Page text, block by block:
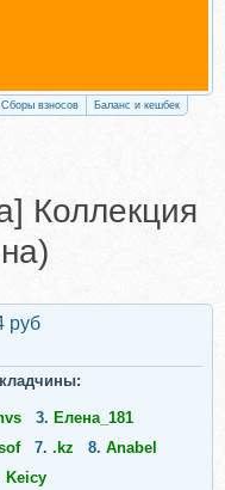
Сборы взносов Баланс и кешбек
Коллекция
руб
3. Елена_181
7. .kz 8. Anabel
Keicy